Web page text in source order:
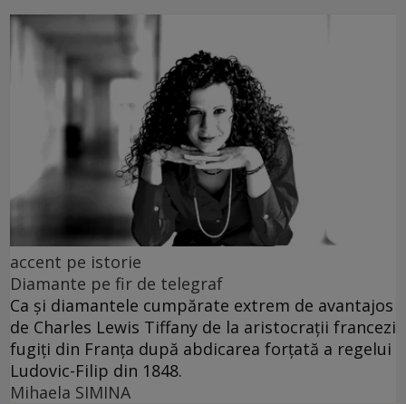
accent pe istorie
Diamante pe fir de telegraf
Ca și diamantele cumpărate extrem de avantajos
de Charles Lewis Tiffany de la aristocrații francezi
fugiți din Franța după abdicarea forțată a regelui
Ludovic-Filip din 1848.
Mihaela SIMINA